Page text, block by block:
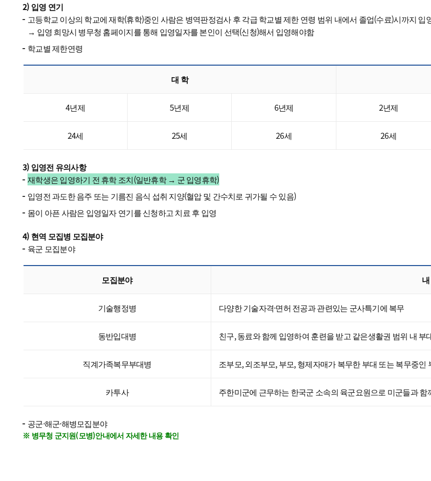
2) 입영 연기
고등학교 이상의 학교에 재학(휴학)중인 사람은 병역판정검사 후 각급 학교별 제한 연령 범위 내에서 졸업(수료)시까지 입
→ 입영 희망시 병무청 홈페이지를 통해 입영일자를 본인이 선택(신청)해서 입영해야함
학교별 제한연령
대 학
4년제 5년제 6년제 2년제
24세 25세 26세 26세
3) 입영전 유의사항
재학생은 입영하기 전 휴학 조치(일반휴학 → 군 입영휴학)
입영전 과도한 음주 또는 기름진 음식 섭취 지양(혈압 및 간수치로 귀가될 수 있음)
몸이 아픈 사람은 입영일자 연기를 신청하고 치료 후 입영
4) 현역 모집병 모집분야
육군 모집분야
모집분야
기술행정병 다양한 기술자격·면허 전공과 관련있는 군사특기에 복무
동반입대병 친구, 동료와 함께 입영하여 훈련을 받고 같은생활권 범위 내 부
직계가족복무부대병 조부모, 외조부모, 부모, 형제자매가 복무한 부대 또는 복무중인
카투사 주한미군에 근무하는 한국군 소속의 육군요원으로 미군들과 함
공군·해군·해병모집분야
※ 병무청 군지원(모병)안내에서 자세한 내용 확인